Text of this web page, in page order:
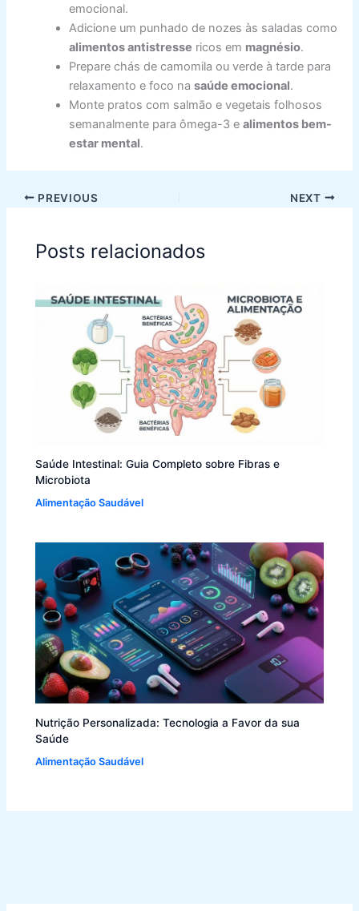
emocional.
Adicione um punhado de nozes às saladas como
alimentos antistresse ricos em magnésio.
Prepare chás de camomila ou verde à tarde para
relaxamento e foco nasaúde emocional.
Monte pratos com salmão e vegetais folhosos
semanalmente para ômega-3 ealimentos bem-
estar mental.
PREVIOUS NEXT
Posts relacionados
Saúde Intestinal: Guia Completo sobre Fibras e
Microbiota
Alimentação Saudável
Nutrição Personalizada: Tecnologia a Favor da sua
Saúde
Alimentação Saudável